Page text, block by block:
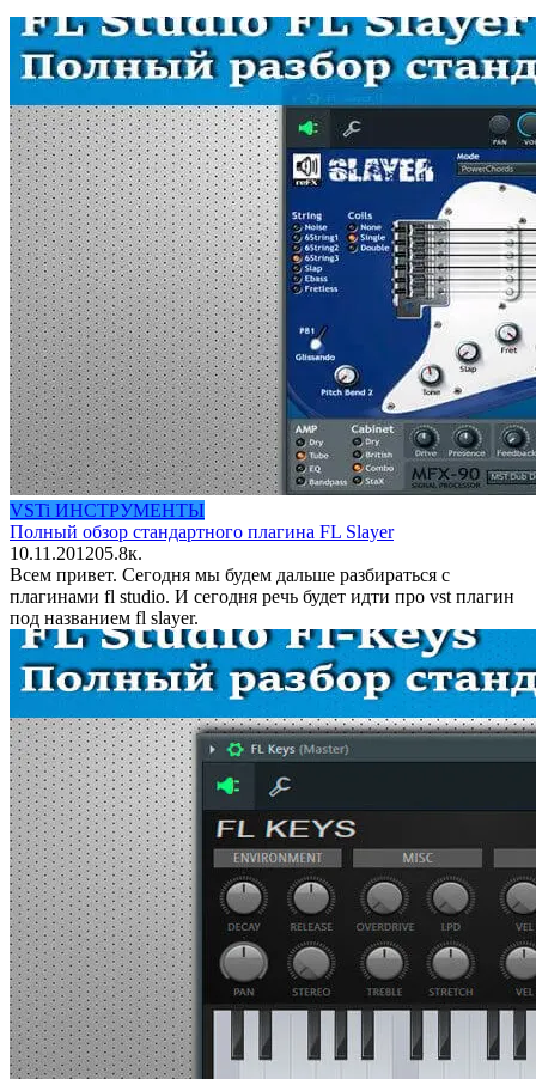
VSTi ИНСТРУМЕНТЫ
Полный обзор стандартного плагина FL Slayer
10.11.201205.8к.
Всем привет. Сегодня мы будем дальше разбираться с
плагинами fl studio. И сегодня речь будет идти про vst плагин
под названием fl slayer.